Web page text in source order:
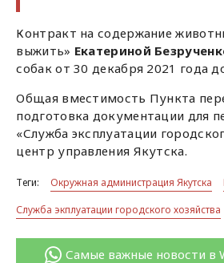
Контракт на содержание
выжить» Екатериной
собак от 30 декабря 2021 года
Общая вместимость Пункта
подготовка документации для
«Служба эксплуатации
центр управления Якутска.
Теги: Окружная администрация Якутска
Служба экплуатации городского хозяйства
Самые важные новости в